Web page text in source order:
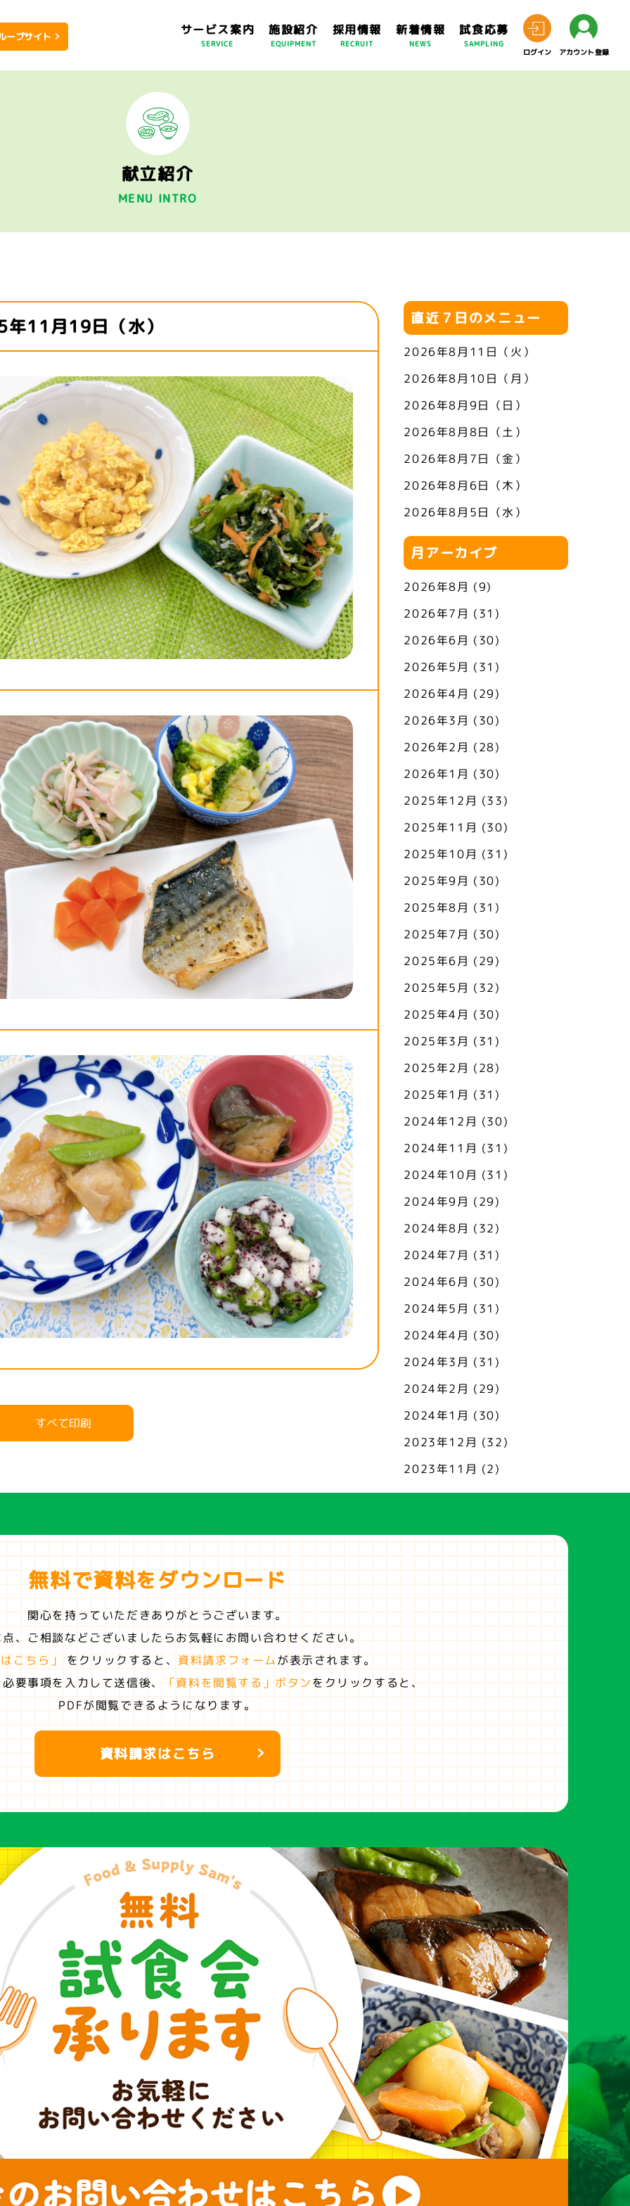
ープサイト サービス案内
SERVICE
施設紹介
EQUIPMENT
採用情報
RECRUIT
新着情報
NEWS
試食応募
SAMPLING
ログイン
アカウント登録
献立紹介
MENU INTRO
11月19日（水）
すべて印刷
直近７日のメニュー
2026年8月11日（火）
2026年8月10日（月）
2026年8月9日（日）
2026年8月8日（土）
2026年8月7日（金）
2026年8月6日（木）
2026年8月5日（水）
月アーカイブ
2026年8月 (9)
2026年7月 (31)
2026年6月 (30)
2026年5月 (31)
2026年4月 (29)
2026年3月 (30)
2026年2月 (28)
2026年1月 (30)
2025年12月 (33)
2025年11月 (30)
2025年10月 (31)
2025年9月 (30)
2025年8月 (31)
2025年7月 (30)
2025年6月 (29)
2025年5月 (32)
2025年4月 (30)
2025年3月 (31)
2025年2月 (28)
2025年1月 (31)
2024年12月 (30)
2024年11月 (31)
2024年10月 (31)
2024年9月 (29)
2024年8月 (32)
2024年7月 (31)
2024年6月 (30)
2024年5月 (31)
2024年4月 (30)
2024年3月 (31)
2024年2月 (29)
2024年1月 (30)
2023年12月 (32)
2023年11月 (2)
無料で資料をダウンロード
関心を持っていただきありがとうございます。
、ご相談などございましたらお気軽にお問い合わせください。
こちら」
をクリックすると、 資料請求フォームが表示されます。
要事項を入力して送信後、
「資料を閲覧する」ボタンをクリックすると、
PDFが閲覧できるようになります。
資料請求はこちら